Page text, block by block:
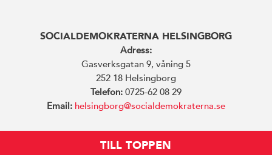
SOCIALDEMOKRATERNA HELSINGBORG
Adress:
Gasverksgatan 9, våning 5
252 18 Helsingborg
Telefon: 0725-62 08 29
Email: helsingborg@socialdemokraterna.se
TILL TOPPEN